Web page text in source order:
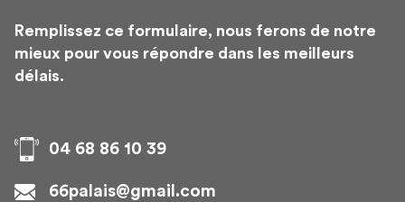
Remplissez ce formulaire, nous ferons de notre
mieux pour vous répondre dans les meilleurs
délais.
04 68 86 10 39
66palais@gmail.com